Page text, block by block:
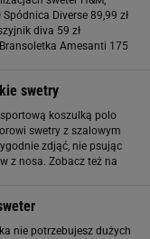
Spódnica Diverse 89,99 zł
diva 59 zł
Amesanti 175
swetry
koszulką polo
swetry z szalowym
zdjąć, nie psując
z nosa. Zobacz też na
nie potrzebujesz dużych